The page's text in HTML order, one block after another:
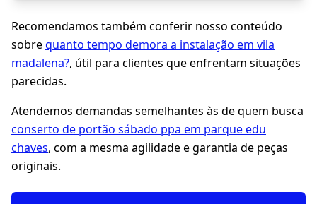
Recomendamos também conferir nosso conteúdo
sobrequanto tempo demora a instalação em vila
madalena?, útil para clientes que enfrentam situações
parecidas.
Atendemos demandas semelhantes às de quem busca
conserto de portão sábado ppa em parque edu
chaves, com a mesma agilidade e garantia de peças
originais.